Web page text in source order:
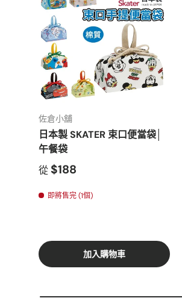
佐倉小舖
日本製 SKATER 束口便當袋│
午餐袋
從 $188
即將售完 (1個)
加入購物車